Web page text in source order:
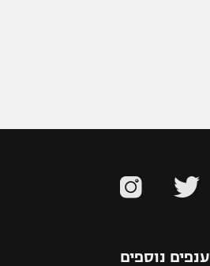
ענפים נוספים